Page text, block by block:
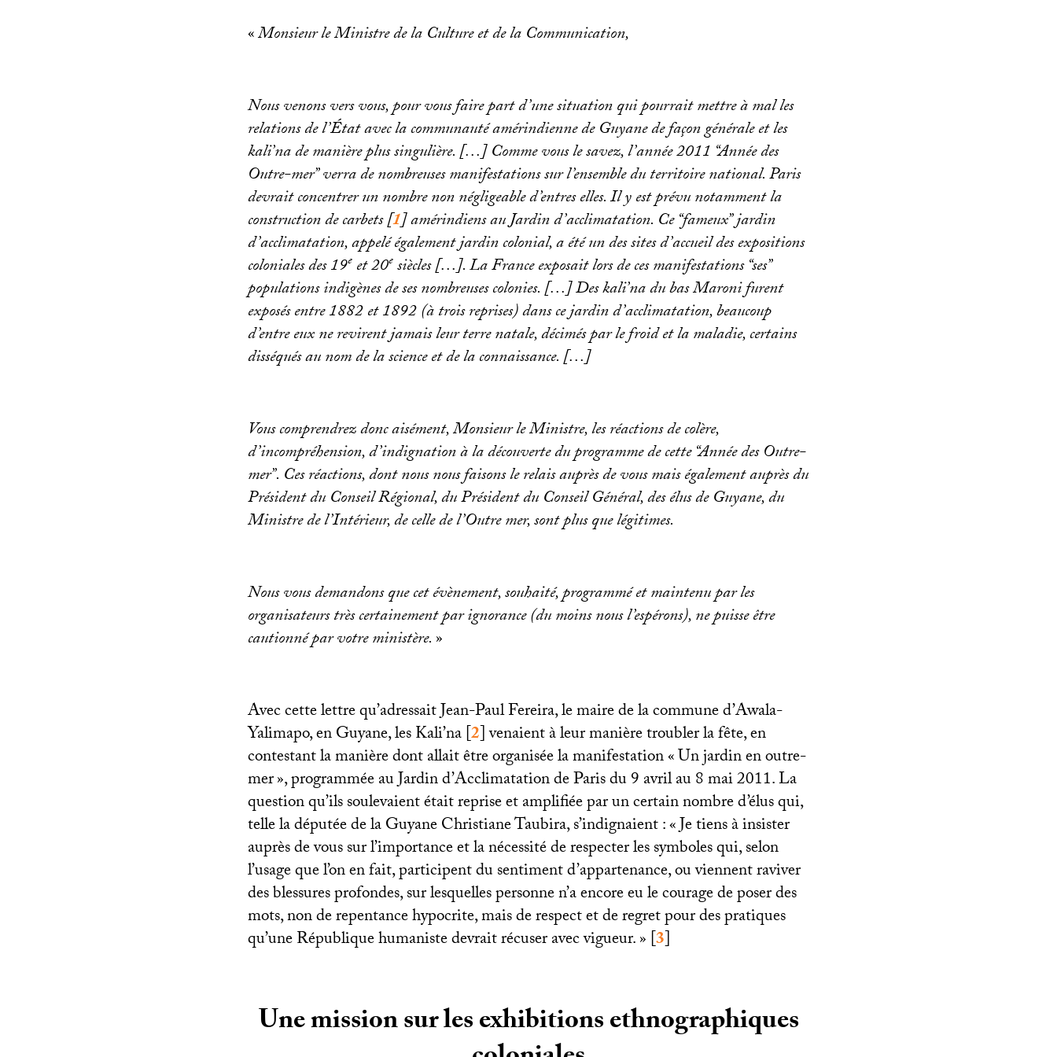
«Monsieur le Ministre de la Culture et de la Communication,
Nous venons vers vous, pour vous faire part d’une situation qui pourrait mettre à mal les
relations de l’État avec la communauté amérindienne de Guyane de façon générale et les
kali’na de manière plus singulière. […] Comme vous le savez, l’année 2011 “Année des
Outre-mer” verra de nombreuses manifestations sur l’ensemble du territoire national. Paris
devrait concentrer un nombre non négligeable d’entres elles. Il y est prévu notamment la
construction de carbets[1]amérindiens au Jardin d’acclimatation. Ce “fameux” jardin
d’acclimatation, appelé également jardin colonial, a été un des sites d’accueil des expositions
coloniales des 19e et 20esiècles […]. La France exposait lors de ces manifestations “ses”
populations indigènes de ses nombreuses colonies. […] Des kali’na du bas Maroni furent
exposés entre 1882 et 1892 (à trois reprises) dans ce jardin d’acclimatation, beaucoup
d’entre eux ne revirent jamais leur terre natale, décimés par le froid et la maladie, certains
disséqués au nom de la science et de la connaissance. […]
Vous comprendrez donc aisément, Monsieur le Ministre, les réactions de colère,
d’incompréhension, d’indignation à la découverte du programme de cette “Année des Outre-
mer”. Ces réactions, dont nous nous faisons le relais auprès de vous mais également auprès du
Président du Conseil Régional, du Président du Conseil Général, des élus de Guyane, du
Ministre de l’Intérieur, de celle de l’Outre mer, sont plus que légitimes.
Nous vous demandons que cet évènement, souhaité, programmé et maintenu par les
organisateurs très certainement par ignorance (du moins nous l’espérons), ne puisse être
cautionné par votre ministère.»
Avec cette lettre qu’adressait Jean-Paul Fereira, le maire de la commune d’Awala-
Yalimapo, en Guyane, les Kali’na[2]venaient à leur manière troubler la fête, en
contestant la manière dont allait être organisée la manifestation «Un jardin en outre-
mer», programmée au Jardin d’Acclimatation de Paris du 9 avril au 8 mai 2011. La
question qu’ils soulevaient était reprise et amplifiée par un certain nombre d’élus qui,
telle la députée de la Guyane Christiane Taubira, s’indignaient : «Je tiens à insister
auprès de vous sur l’importance et la nécessité de respecter les symboles qui, selon
l’usage que l’on en fait, participent du sentiment d’appartenance, ou viennent raviver
des blessures profondes, sur lesquelles personne n’a encore eu le courage de poser des
mots, non de repentance hypocrite, mais de respect et de regret pour des pratiques
qu’une République humaniste devrait récuser avec vigueur.»[3]
Une mission sur les exhibitions ethnographiques